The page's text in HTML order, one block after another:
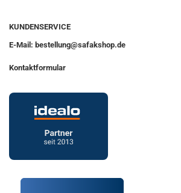
KUNDENSERVICE
E-Mail: bestellung@safakshop.de
Kontaktformular